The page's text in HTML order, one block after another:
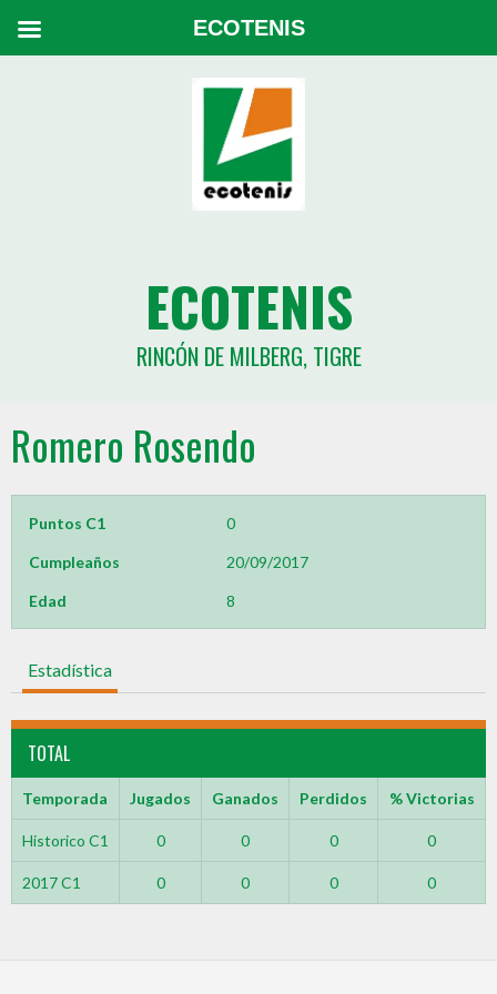
ECOTENIS
RINCÓN DE MILBERG, TIGRE
Romero Rosendo
Puntos C1 0
Cumpleaños 20/09/2017
Edad 8
Estadística
TOTAL
Temporada Jugados Ganados Perdidos % Victorias
Historico C1 0 0 0 0
2017 C1 0 0 0 0
ECOTENIS